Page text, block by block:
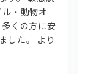
・動物オ
くの方に安
した。 より